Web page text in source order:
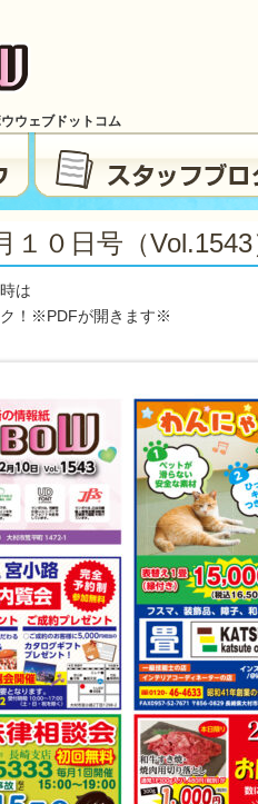
ウェブドットコム
１０日号（vol.1543
は
！※PDFが開きます※